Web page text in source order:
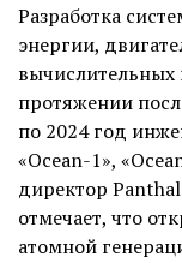
Разработка
энергии,
вычислительных
протяжении
по 2024 год
«Ocean-1»,
директор
отмечает, что
атомной